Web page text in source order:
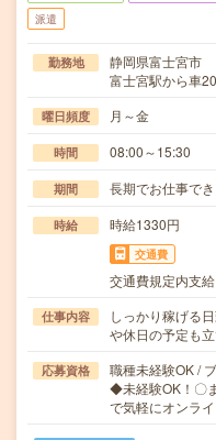
派遣
勤務地
静岡県富士宮市
富士宮駅から車
曜日頻度 月～金
時間 08:00～15:30
期間 長期でお仕事で
時給 時給1330円
交通費
交通費規定内支給
仕事内容
しっかり稼げる
や休日の予定も
応募資格
職種未経験OK /
◆未経験OK！〇
で気軽にオンラ